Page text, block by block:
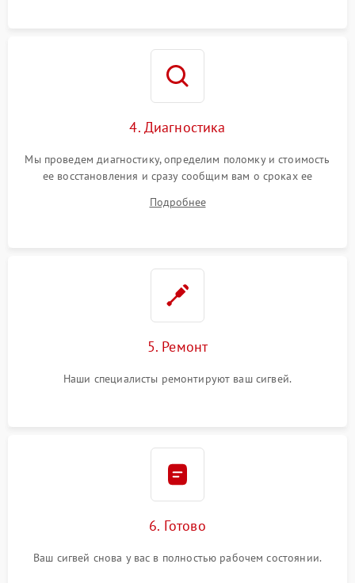
4. Диагностика
Мы проведем диагностику, определим поломку и стоимость
ее восстановления и сразу сообщим вам о сроках ее
Подробнее
5. Ремонт
Наши специалисты ремонтируют ваш сигвей.
6. Готово
Ваш сигвей снова у вас в полностью рабочем состоянии.